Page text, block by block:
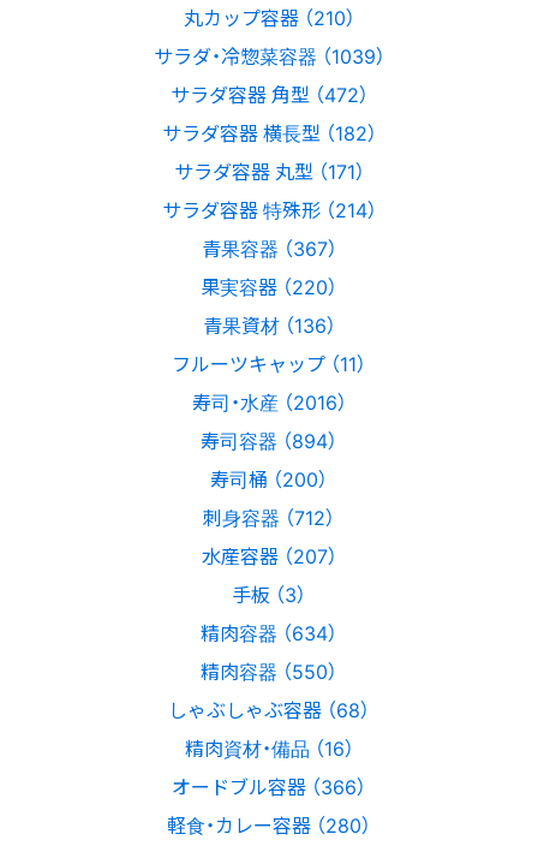
丸カップ容器 （210）
サラダ・冷惣菜容器 （1039）
サラダ容器 角型 （472）
サラダ容器 横長型 （182）
サラダ容器 丸型 （171）
サラダ容器 特殊形 （214）
青果容器 （367）
果実容器 （220）
青果資材 （136）
フルーツキャップ （11）
寿司・水産 （2016）
寿司容器 （894）
寿司桶 （200）
刺身容器 （712）
水産容器 （207）
手板 （3）
精肉容器 （634）
精肉容器 （550）
しゃぶしゃぶ容器 （68）
精肉資材・備品 （16）
オードブル容器 （366）
軽食・カレー容器 （280）